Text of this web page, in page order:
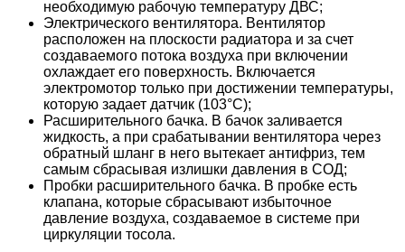
необходимую рабочую температуру ДВС;
Электрического вентилятора. Вентилятор
расположен на плоскости радиатора и за счет
создаваемого потока воздуха при включении
охлаждает его поверхность. Включается
электромотор только при достижении температуры,
которую задает датчик (103°C);
Расширительного бачка. В бачок заливается
жидкость, а при срабатывании вентилятора через
обратный шланг в него вытекает антифриз, тем
самым сбрасывая излишки давления в СОД;
Пробки расширительного бачка. В пробке есть
клапана, которые сбрасывают избыточное
давление воздуха, создаваемое в системе при
циркуляции тосола.